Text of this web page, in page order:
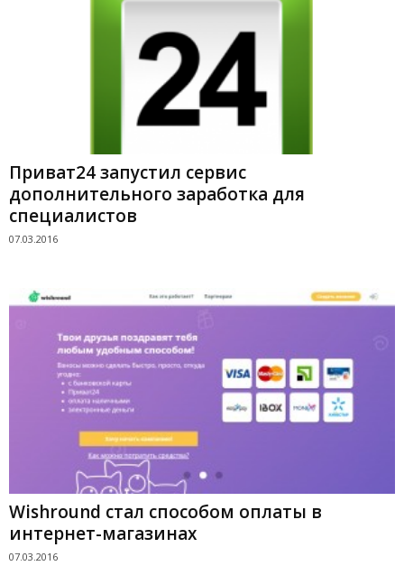
Приват24 запустил сервис
дополнительного заработка для
специалистов
07.03.2016
Wishround стал способом оплаты в
интернет-магазинах
07.03.2016